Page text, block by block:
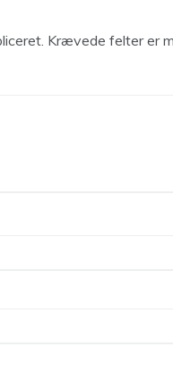
Krævede felter er